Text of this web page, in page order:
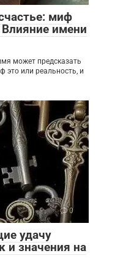
миф
имени
может предсказать
это или реальность, и
0
удачу
и значения на